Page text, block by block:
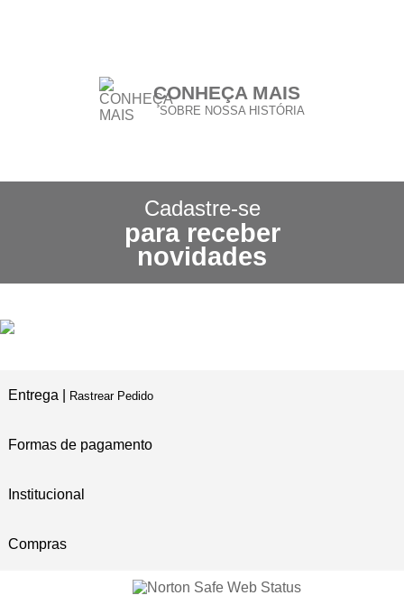
CONHEÇA MAIS
SOBRE NOSSA HISTÓRIA
POLÍTICA DE FRETE GRÁTIS
3X SEM JUROS
NO CARTÃO DE CRÉDITO
Cadastre-se
para receber
novidades
Entrega | Rastrear Pedido
Formas de pagamento
Institucional
Compras